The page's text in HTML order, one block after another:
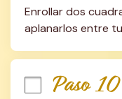
Enrollar dos
aplanarlos entre
Paso 10